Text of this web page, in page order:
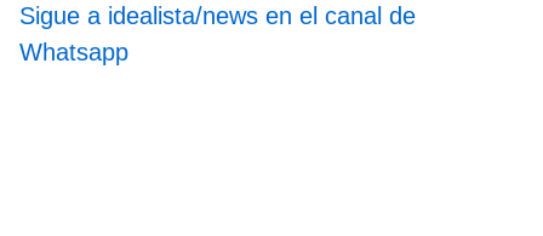
Sigue a idealista/news en el canal de
Whatsapp